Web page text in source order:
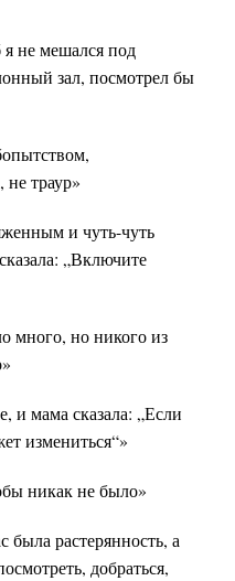
я не мешался под
зал, посмотрел бы
не траур»
и чуть-чуть
„Включите
много, но никого из
мама сказала: „Если
измениться“»
никак не было»
была растерянность, а
добраться,